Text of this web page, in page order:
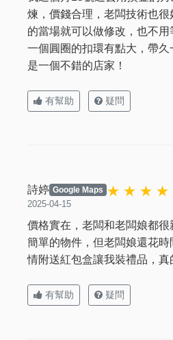
煉，價錢合理，老闆技術也
的當場就可以做修改，也不
一個圓圈的扣環有點大，帶久
是一個不錯的店家！
有幫助 疑問
詩婷 Google Maps ★ ★ ★ ★
2025-04-15
價格實在，老闆和老闆娘都
簡單的物件，但老闆娘還花
情附送紅包盒讓我裝禮品，真
有幫助 疑問